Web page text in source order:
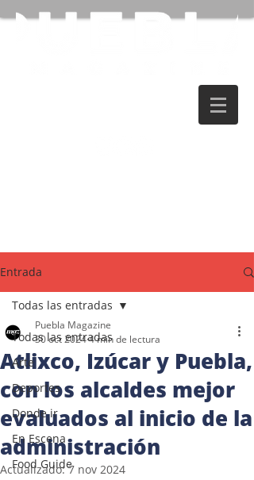
Entrada
Todas las entradas
Arte
Deportes
Donde ir
En Escena
Food Guide
Todas las entradas
Atlixco, Izúcar y Puebla,
con los alcaldes mejor
evaluados al inicio de la
administración
Puebla Magazine
30 oct 20244 min de lectura
Actualizado:7 nov 2024